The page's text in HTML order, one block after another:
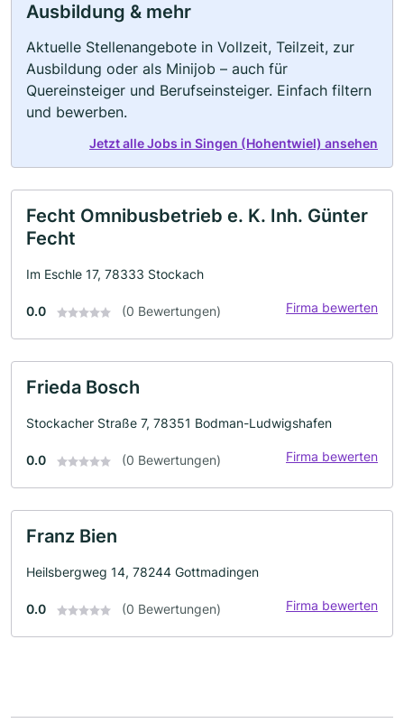
Ausbildung & mehr
Aktuelle Stellenangebote in Vollzeit, Teilzeit, zur
Ausbildung oder als Minijob – auch für
Quereinsteiger und Berufseinsteiger. Einfach filtern
und bewerben.
Jetzt alle Jobs in Singen (Hohentwiel) ansehen
Fecht Omnibusbetrieb e. K. Inh. Günter
Fecht
Im Eschle 17, 78333 Stockach
0.0 (0 Bewertungen) Firma bewerten
Frieda Bosch
Stockacher Straße 7, 78351 Bodman-Ludwigshafen
0.0 (0 Bewertungen) Firma bewerten
Franz Bien
Heilsbergweg 14, 78244 Gottmadingen
0.0 (0 Bewertungen) Firma bewerten